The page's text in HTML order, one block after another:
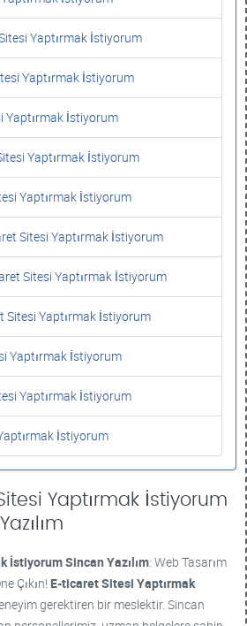
Yaptırmak İstiyorum
Yaptırmak İstiyorum
Yaptırmak İstiyorum
Yaptırmak İstiyorum
Yaptırmak İstiyorum
Sitesi Yaptırmak İstiyorum
Sitesi Yaptırmak İstiyorum
Sitesi Yaptırmak İstiyorum
Yaptırmak İstiyorum
Yaptırmak İstiyorum
İstiyorum
Yaptırmak İstiyorum
İstiyorumSincan Yazılım: Web Tasarım
Çıkın! E-ticaret Sitesi Yaptırmak
gerektiren bir meslektir. Sincan